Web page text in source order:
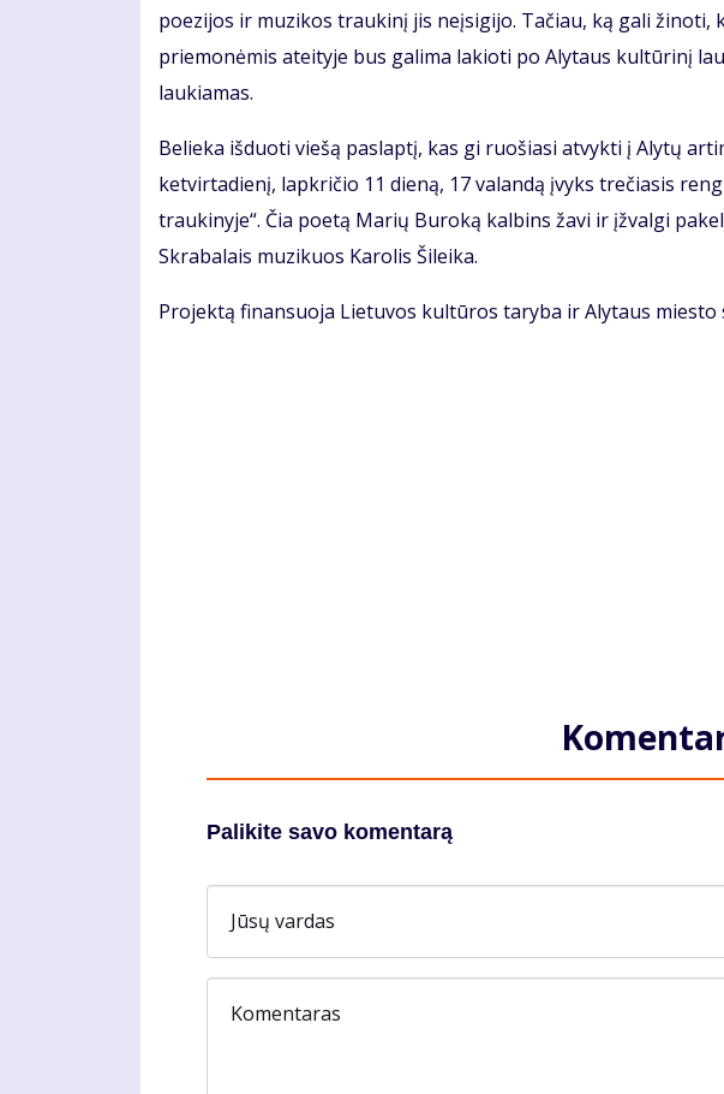
poezijos ir muzikos traukinį jis neįsigijo. Tačiau, ką gali
priemonėmis ateityje bus galima lakioti po Alytaus kultūrinį
laukiamas.
Belieka išduoti viešą paslaptį, kas gi ruošiasi atvykti į Alytų
ketvirtadienį, lapkričio 11 dieną, 17 valandą įvyks trečiasis
traukinyje“. Čia poetą Marių Buroką kalbins žavi ir įžvalgi
Skrabalais muzikuos Karolis Šileika.
Projektą finansuoja Lietuvos kultūros taryba ir Alytaus miesto
Palikite savo komentarą
Jūsų vardas
Komentaras